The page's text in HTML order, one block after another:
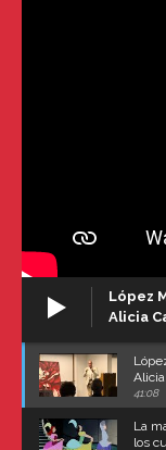
López
Alicia
Carroll
41:08
La
los